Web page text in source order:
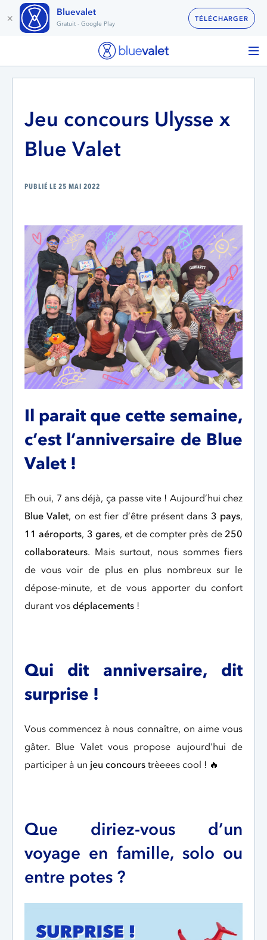
Jeu concours Ulysse x
Blue Valet
PUBLIÉ LE 25 MAI 2022
Il parait que cette semaine,
c’est l’anniversaire de Blue
Valet !
Eh oui, 7 ans déjà, ça passe vite ! Aujourd’hui chez
Blue Valet, on est fier d’être présent dans 3 pays,
11 aéroports, 3 gares, et de compter près de 250
collaborateurs. Mais surtout, nous sommes fiers
de vous voir de plus en plus nombreux sur le
dépose-minute, et de vous apporter du confort
durant vos déplacements !
Qui dit anniversaire, dit
surprise !
Vous commencez à nous connaître, on aime vous
gâter. Blue Valet vous propose aujourd'hui de
participer à un jeu concours trèeees cool ! 🔥
Que diriez-vous d’un
voyage en famille, solo ou
entre potes ?
× Bluevalet
Gratuit - Google Play
TÉLÉCHARGER